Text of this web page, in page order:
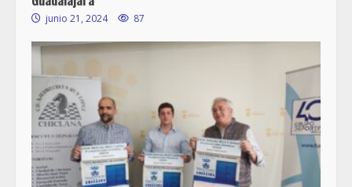
junio 21, 2024 87